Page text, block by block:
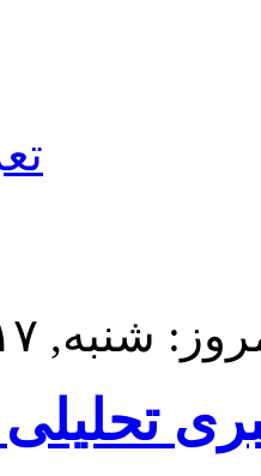
شنبه, ۱۷ مرداد , ۱۴۰۵
تحلیلی